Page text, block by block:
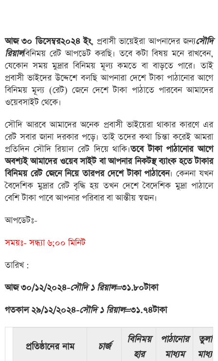
আজ ৩০ ডিসেম্বর২০২৪ ইং, প্রবাসী ভায়েইরা আপনাদের জন্যসৌদি
রিয়ালবিনিময় রেট আপডেট করছি। তবে কটা বিষয় মনে রাখবেন,
যেকোন সময় মুদ্রার বিনিময় মূল্য কমতে বা বাড়তে পারে। তাই
প্রবাসী ভাইদের উদ্দেশে বলছি আপনারা দেশে টাকা পাঠানোর আগে
বিনিময় মূল্য (রেট) জেনে দেশে টাকা পাঠাতে পারবেন আমাদের
ওয়েবসাইট থেকে।
সৌদি আরবে আমাদের অনেক প্রবাসী ভাইয়েরা থাকার কারণে এর
রেট সবার জানা দরকার পড়ে। তাই তদের কথা চিন্তা করেই আমরা
প্রতিদিন সৌদি রিয়াল রেট দিয়ে থাকি।তবে টাকা পাঠানোর আগে
অবশ্যই আমাদের ওয়েব সাইট বা আপনার নিকটস্থ ব্যাংক হতে টাকার
বিনিময় রেট জেনে নিয়ে তারপর দেশে টাকা পাঠাবেন। কেননা যখন
বৈদেশিক মুদ্রার রেট বৃদ্ধি হয় তখন দেশে বৈদেশিক মুদ্রা পাঠালে
বেশি টাকা পাবে আপনার পরিবার বা আন্তীয় স্বজন।
আপডেটঃ-
সময়ঃ- সন্ধ্যা ৬;০০ মিনিট
তারিখ :
আজ ৩০/১২/২০২৪-সৌদি ১ রিয়াল=৩১.৮০টাকা
গতকাল ২৯/১২/২০২৪-সৌদি ১ রিয়াল=৩১.৭৪টাকা
প্রতিষ্ঠানের নাম চার্জ
বিনিময়
হার
পাঠানোর
মাধ্যম
তুলার
মাধ্যম